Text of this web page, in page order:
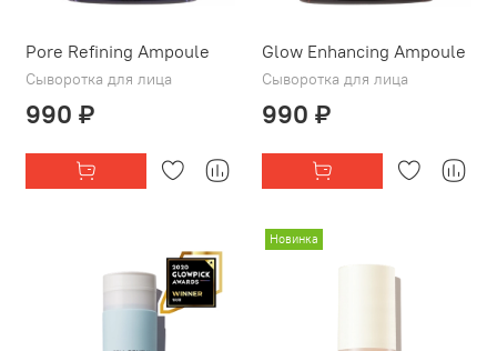
Pore Refining Ampoule
Сыворотка для лица
990 ₽
Glow Enhancing Ampoule
Сыворотка для лица
990 ₽
Новинка